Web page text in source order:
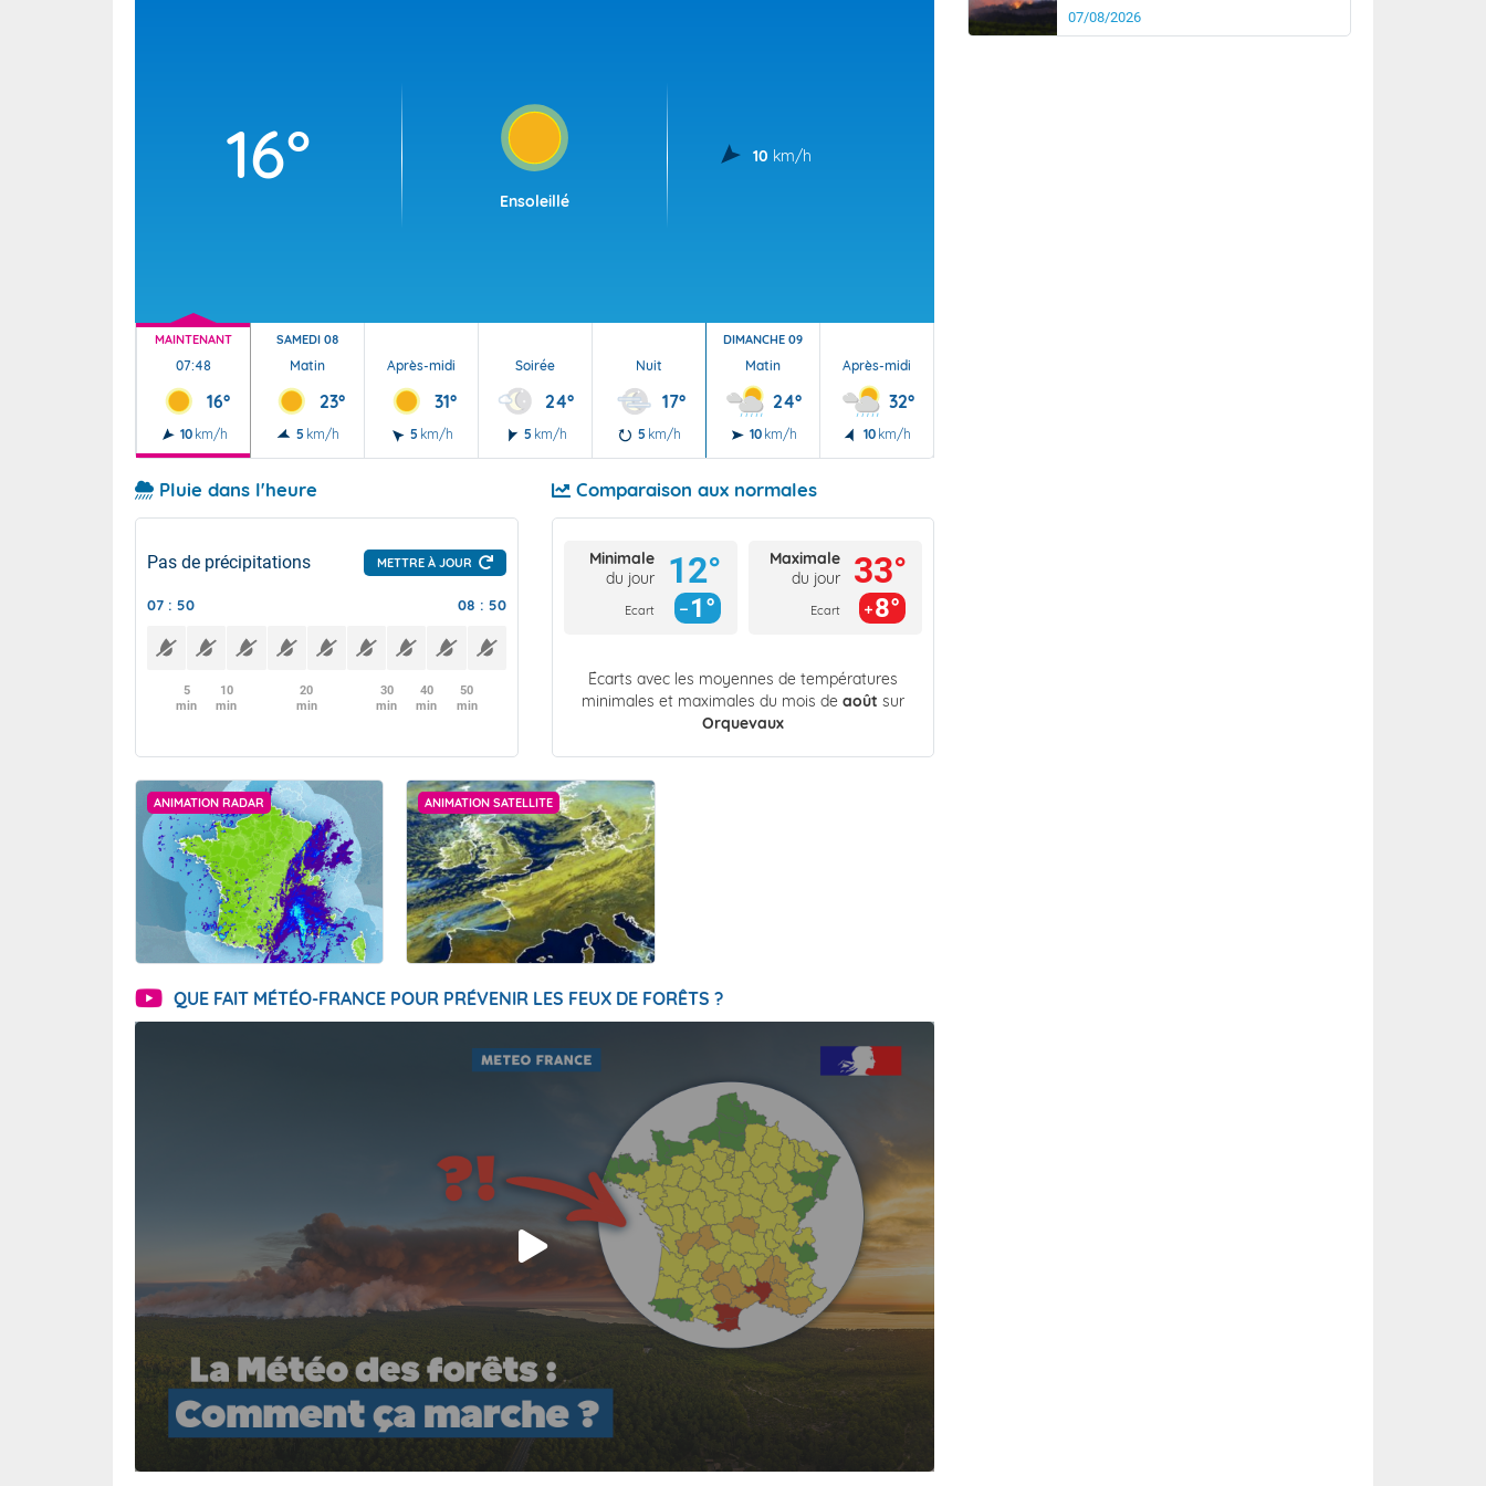
16°
Ensoleillé
10 km/h
MAINTENANT
07:48
16°
10 km/h
SAMEDI 08
Matin
23°
5 km/h
Après-midi
31°
5 km/h
Soirée
24°
5 km/h
Nuit
17°
5 km/h
DIMANCHE 09
Matin
24°
10 km/h
Après-midi
32°
10 km/h
Pluie dans l'heure
Pas de précipitations METTRE À JOUR
07 : 50 08 : 50
5
min
10
min
20
min
30
min
40
min
50
min
Comparaison aux normales
Minimale
du jour
Ecart
12°
1°
Maximale
du jour
Ecart
33°
8°
Écarts avec les moyennes de températures
minimales et maximales du mois de août sur
Orquevaux
ANIMATION RADAR ANIMATION SATELLITE
QUE FAIT MÉTÉO-FRANCE POUR PRÉVENIR LES FEUX DE FORÊTS ?
07/08/2026